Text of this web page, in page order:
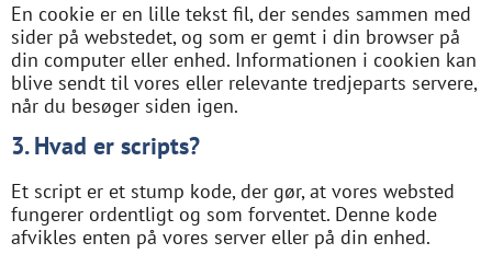
En cookie er en lille tekst fil, der sendes sammen med
sider på webstedet, og som er gemt i din browser på
din computer eller enhed. Informationen i cookien kan
blive sendt til vores eller relevante tredjeparts servere,
når du besøger siden igen.
3. Hvad er scripts?
Et script er et stump kode, der gør, at vores websted
fungerer ordentligt og som forventet. Denne kode
afvikles enten på vores server eller på din enhed.